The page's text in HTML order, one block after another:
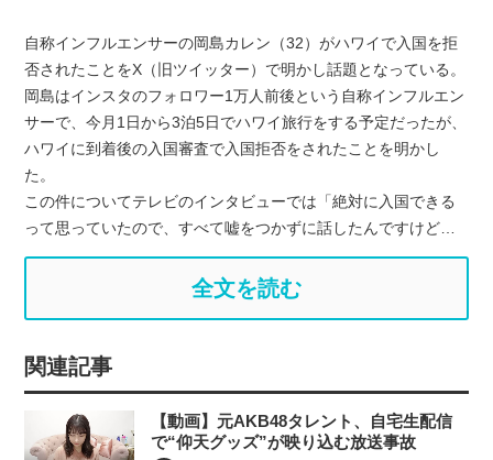
自称インフルエンサーの岡島カレン（32）がハワイで入国を拒
否されたことをX（旧ツイッター）で明かし話題となっている。
岡島はインスタのフォロワー1万人前後という自称インフルエン
サーで、今月1日から3泊5日でハワイ旅行をする予定だったが、
ハワイに到着後の入国審査で入国拒否をされたことを明かし
た。
この件についてテレビのインタビューでは「絶対に入国できる
って思っていたので、すべて嘘をつかずに話したんですけど…
全文を読む
関連記事
【動画】元AKB48タレント、自宅生配信
で“仰天グッズ”が映り込む放送事故